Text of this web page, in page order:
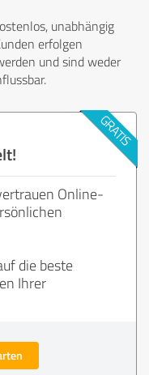
unabhängig
erfolgen
und sind weder
Online-
die beste
Ihrer